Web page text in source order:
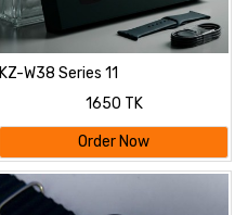
KZ-W38 Series 11
1650 TK
Order Now